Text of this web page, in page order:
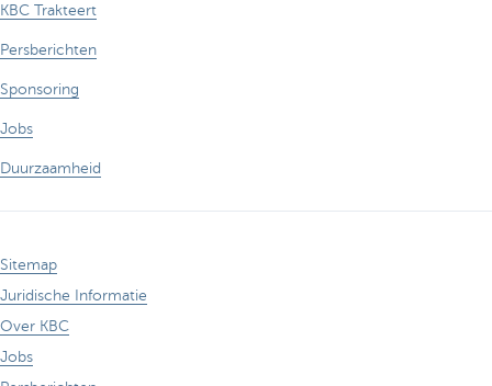
KBC Trakteert
Persberichten
Sponsoring
Jobs
Duurzaamheid
Sitemap
Juridische Informatie
Over KBC
Jobs